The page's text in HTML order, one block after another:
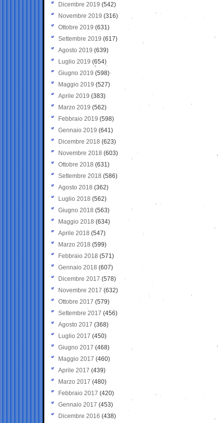
Dicembre 2019 (542)
Novembre 2019 (316)
Ottobre 2019 (631)
Settembre 2019 (617)
Agosto 2019 (639)
Luglio 2019 (654)
Giugno 2019 (598)
Maggio 2019 (527)
Aprile 2019 (383)
Marzo 2019 (562)
Febbraio 2019 (598)
Gennaio 2019 (641)
Dicembre 2018 (623)
Novembre 2018 (603)
Ottobre 2018 (631)
Settembre 2018 (586)
Agosto 2018 (362)
Luglio 2018 (562)
Giugno 2018 (563)
Maggio 2018 (634)
Aprile 2018 (547)
Marzo 2018 (599)
Febbraio 2018 (571)
Gennaio 2018 (607)
Dicembre 2017 (578)
Novembre 2017 (632)
Ottobre 2017 (579)
Settembre 2017 (456)
Agosto 2017 (368)
Luglio 2017 (450)
Giugno 2017 (468)
Maggio 2017 (460)
Aprile 2017 (439)
Marzo 2017 (480)
Febbraio 2017 (420)
Gennaio 2017 (453)
Dicembre 2016 (438)